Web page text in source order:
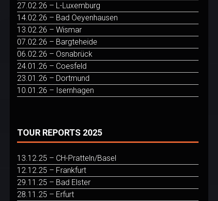
27.02.26 – L-Luxemburg
14.02.26 – Bad Oeyenhausen
13.02.26 – Wismar
07.02.26 – Bargteheide
06.02.26 – Osnabrück
24.01.26 – Coesfeld
23.01.26 – Dortmund
10.01.26 – Isernhagen
TOUR REPORTS 2025
13.12.25 – CH-Pratteln/Basel
12.12.25 – Frankfurt
29.11.25 – Bad Elster
28.11.25 – Erfurt